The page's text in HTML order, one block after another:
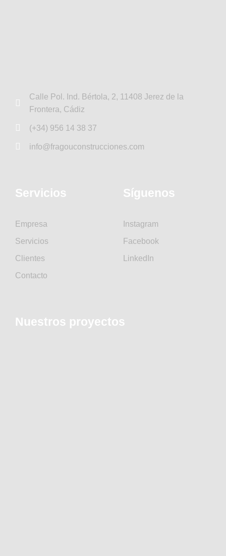
Calle Pol. Ind. Bértola, 2, 11408 Jerez de la
Frontera, Cádiz
(+34) 956 14 38 37
info@fragouconstrucciones.com
Servicios
Empresa
Servicios
Clientes
Contacto
Síguenos
Instagram
Facebook
LinkedIn
Nuestros proyectos